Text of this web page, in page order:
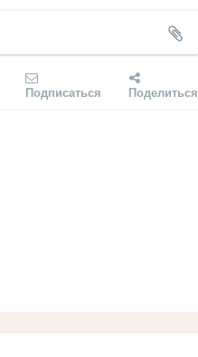
Подписаться Поделиться